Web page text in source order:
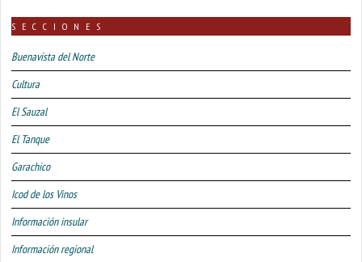
SECCIONES
Buenavista del Norte
Cultura
El Sauzal
El Tanque
Garachico
Icod de los Vinos
Información insular
Información regional